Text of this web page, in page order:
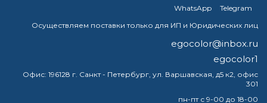
Какой краской красят двигатель?
Какая краска на водной основе для
внутренних работ самая лучшая?
WhatsApp
Telegram
Осуществляем поставки только для ИП и Юридических лиц
egocolor@inbox.ru
egocolor1
Офис: 196128 г. Санкт - Петербург, ул. Варшавская, д5 к2, офис
301
пн-пт с 9-00 до 18-00